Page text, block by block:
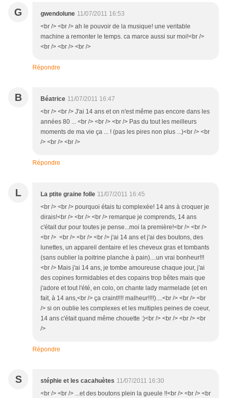
G gwendolune 11/07/2011 16:53
<br /> <br /> ah le pouvoir de la musique! une veritable
machine a remonter le temps. ca marce aussi sur moi!<br />
<br /> <br /> <br />
Répondre
B Béatrice 11/07/2011 16:47
<br /> <br /> J'ai 14 ans et on n'est même pas encore dans les
années 80 ... <br /> <br /> <br /> Pas du tout les meilleurs
moments de ma vie ça ... ! (pas les pires non plus ...)<br /> <br
/> <br /> <br />
Répondre
L La ptite graine folle 11/07/2011 16:45
<br /> <br /> pourquoi étais tu complexée! 14 ans à croquer je
dirais!<br /> <br /> <br /> remarque je comprends, 14 ans
c'était dur pour toutes je pense...moi la première!<br /> <br />
<br /> <br /> <br /> <br /> j'ai 14 ans et j'ai des boutons, des
lunettes, un appareil dentaire et les cheveux gras et tombants
(sans oublier la poitrine planche à pain)....un vrai bonheur!!!
<br /> Mais j'ai 14 ans, je tombe amoureuse chaque jour, j'ai
des copines formidables et des copains trop bêtes mais que
j'adore et tout l'été, en colo, on chante lady marmelade (et en
fait, à 14 ans,<br /> ça craint!!!! malheur!!!!)....<br /> <br /> <br
/> si on oublie les complexes et les multiples peines de coeur,
14 ans c'était quand même chouette :)<br /> <br /> <br /> <br
/>
Répondre
S stéphie et les cacahuètes 11/07/2011 16:30
<br /> <br /> ...et des boutons plein la gueule !!<br /> <br /> <br